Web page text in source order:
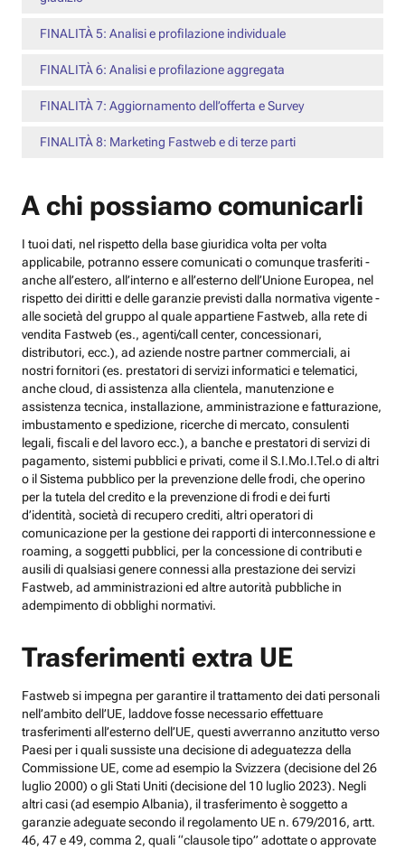
FINALITÀ 5: Analisi e profilazione individuale
FINALITÀ 6: Analisi e profilazione aggregata
FINALITÀ 7: Aggiornamento dell’offerta e Survey
FINALITÀ 8: Marketing Fastweb e di terze parti
A chi possiamo comunicarli
I tuoi dati, nel rispetto della base giuridica volta per volta
applicabile, potranno essere comunicati o comunque trasferiti -
anche all’estero, all’interno e all’esterno dell’Unione Europea, nel
rispetto dei diritti e delle garanzie previsti dalla normativa vigente -
alle società del gruppo al quale appartiene Fastweb, alla rete di
vendita Fastweb (es., agenti/call center, concessionari,
distributori, ecc.), ad aziende nostre partner commerciali, ai
nostri fornitori (es. prestatori di servizi informatici e telematici,
anche cloud, di assistenza alla clientela, manutenzione e
assistenza tecnica, installazione, amministrazione e fatturazione,
imbustamento e spedizione, ricerche di mercato, consulenti
legali, fiscali e del lavoro ecc.), a banche e prestatori di servizi di
pagamento, sistemi pubblici e privati, come il S.I.Mo.I.Tel.o di altri
o il Sistema pubblico per la prevenzione delle frodi, che operino
per la tutela del credito e la prevenzione di frodi e dei furti
d’identità, società di recupero crediti, altri operatori di
comunicazione per la gestione dei rapporti di interconnessione e
roaming, a soggetti pubblici, per la concessione di contributi e
ausili di qualsiasi genere connessi alla prestazione dei servizi
Fastweb, ad amministrazioni ed altre autorità pubbliche in
adempimento di obblighi normativi.
Trasferimenti extra UE
Fastweb si impegna per garantire il trattamento dei dati personali
nell’ambito dell’UE, laddove fosse necessario effettuare
trasferimenti all’esterno dell’UE, questi avverranno anzitutto verso
Paesi per i quali sussiste una decisione di adeguatezza della
Commissione UE, come ad esempio la Svizzera (decisione del 26
luglio 2000) o gli Stati Uniti (decisione del 10 luglio 2023). Negli
altri casi (ad esempio Albania), il trasferimento è soggetto a
garanzie adeguate secondo il regolamento UE n. 679/2016, artt.
46, 47 e 49, comma 2, quali “clausole tipo” adottate o approvate